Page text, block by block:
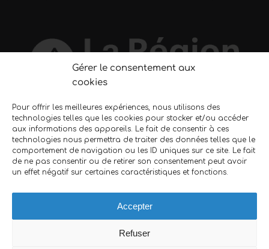
Gérer le consentement aux
cookies
Pour offrir les meilleures expériences, nous utilisons des
technologies telles que les cookies pour stocker et/ou accéder
aux informations des appareils. Le fait de consentir à ces
technologies nous permettra de traiter des données telles que le
comportement de navigation ou les ID uniques sur ce site. Le fait
de ne pas consentir ou de retirer son consentement peut avoir
un effet négatif sur certaines caractéristiques et fonctions.
Accepter
Refuser
REJOIGNEZ-NOUS
Nous sommes toujours à la recherche de nouveaux
collaborateurs. Le métier d’ascensoriste vous intéresse ?
N’hésitez pas à nous envoyer votre candidature.